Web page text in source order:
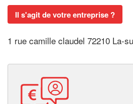
Il s'agit de votre entreprise ?
1 rue camille claudel 72210 La-